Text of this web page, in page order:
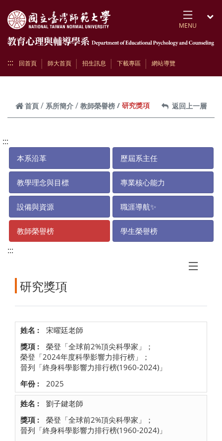
MENU
::: 回首頁 師大首頁 招生訊息 下載專區 網站導覽
首頁 系所簡介 教師榮譽榜 研究獎項 返回上一層
:::
本系沿革 歷屆系主任
教學理念與目標 專業核心能力
設備與資源 職涯導航✨
教師榮譽榜 學生榮譽榜
:::
研究獎項
宋曜廷老師
榮登「全球前2%頂尖科學家」；
榮登「2024年度科學影響力排行榜」；
晉列「終身科學影響力排行榜(1960-2024)」
2025
劉子鍵老師
榮登「全球前2%頂尖科學家」；
晉列「終身科學影響力排行榜(1960-2024)」